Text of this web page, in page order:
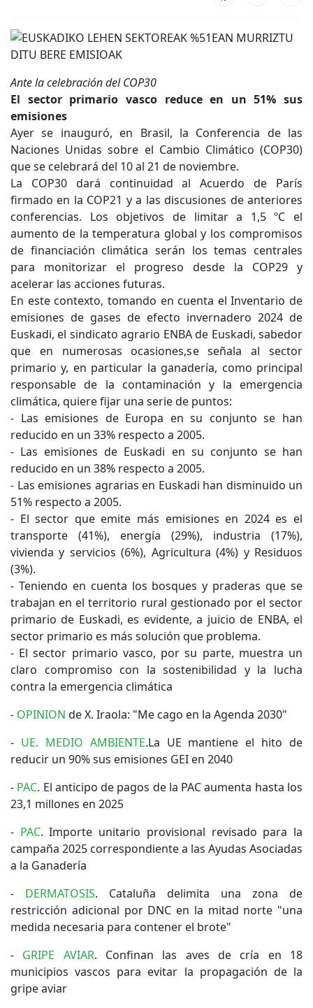
Ante la celebración del COP30
El sector primario vasco reduce en un 51% sus
emisiones
Ayer se inauguró, en Brasil, la Conferencia de las
Naciones Unidas sobre el Cambio Climático (COP30)
que se celebrará del 10 al 21 de noviembre.
La COP30 dará continuidad al Acuerdo de París
firmado en la COP21 y a las discusiones de anteriores
conferencias. Los objetivos de limitar a 1,5 ºC el
aumento de la temperatura global y los compromisos
de financiación climática serán los temas centrales
para monitorizar el progreso desde la COP29 y
acelerar las acciones futuras.
En este contexto, tomando en cuenta el Inventario de
emisiones de gases de efecto invernadero 2024 de
Euskadi, el sindicato agrario ENBA de Euskadi, sabedor
que en numerosas ocasiones,se señala al sector
primario y, en particular la ganadería, como principal
responsable de la contaminación y la emergencia
climática, quiere fijar una serie de puntos:
- Las emisiones de Europa en su conjunto se han
reducido en un 33% respecto a 2005.
- Las emisiones de Euskadi en su conjunto se han
reducido en un 38% respecto a 2005.
- Las emisiones agrarias en Euskadi han disminuido un
51% respecto a 2005.
- El sector que emite más emisiones en 2024 es el
transporte (41%), energía (29%), industria (17%),
vivienda y servicios (6%), Agricultura (4%) y Residuos
(3%).
- Teniendo en cuenta los bosques y praderas que se
trabajan en el territorio rural gestionado por el sector
primario de Euskadi, es evidente, a juicio de ENBA, el
sector primario es más solución que problema.
- El sector primario vasco, por su parte, muestra un
claro compromiso con la sostenibilidad y la lucha
contra la emergencia climática
- OPINION de X. Iraola: "Me cago en la Agenda 2030"
- UE. MEDIO AMBIENTE.La UE mantiene el hito de
reducir un 90% sus emisiones GEI en 2040
- PAC. El anticipo de pagos de la PAC aumenta hasta los
23,1 millones en 2025
- PAC. Importe unitario provisional revisado para la
campaña 2025 correspondiente a las Ayudas Asociadas
a la Ganadería
- DERMATOSIS. Cataluña delimita una zona de
restricción adicional por DNC en la mitad norte "una
medida necesaria para contener el brote"
- GRIPE AVIAR. Confinan las aves de cría en 18
municipios vascos para evitar la propagación de la
gripe aviar